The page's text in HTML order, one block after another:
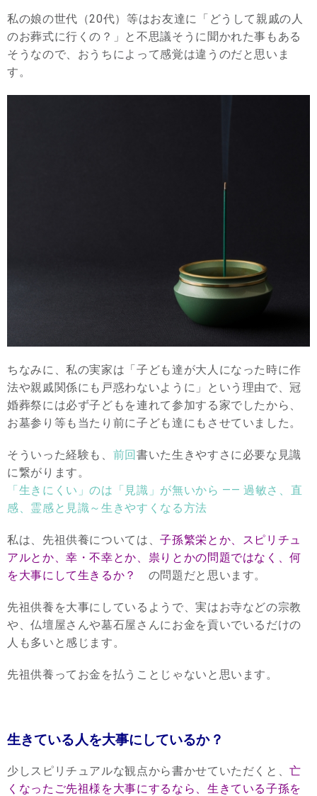
私の娘の世代（20代）等はお友達に「どうして親戚の人
のお葬式に行くの？」と不思議そうに聞かれた事もある
そうなので、おうちによって感覚は違うのだと思いま
す。
ちなみに、私の実家は「子ども達が大人になった時に作
法や親戚関係にも戸惑わないように」という理由で、冠
婚葬祭には必ず子どもを連れて参加する家でしたから、
お墓参り等も当たり前に子ども達にもさせていました。
そういった経験も、 前回書いた生きやすさに必要な見識
に繋がります。
「生きにくい」のは「見識」が無いから —— 過敏さ、直
感、霊感と見識～生きやすくなる方法
私は、先祖供養については、子孫繁栄とか、スピリチュ
アルとか、幸・不幸とか、祟りとかの問題ではなく、何
を大事にして生きるか？
の問題だと思います。
先祖供養を大事にしているようで、実はお寺などの宗教
や、仏壇屋さんや墓石屋さんにお金を貢いでいるだけの
人も多いと感じます。
先祖供養ってお金を払うことじゃないと思います。
生きている人を大事にしているか？
少しスピリチュアルな観点から書かせていただくと、亡
くなったご先祖様を大事にするなら、生きている子孫を